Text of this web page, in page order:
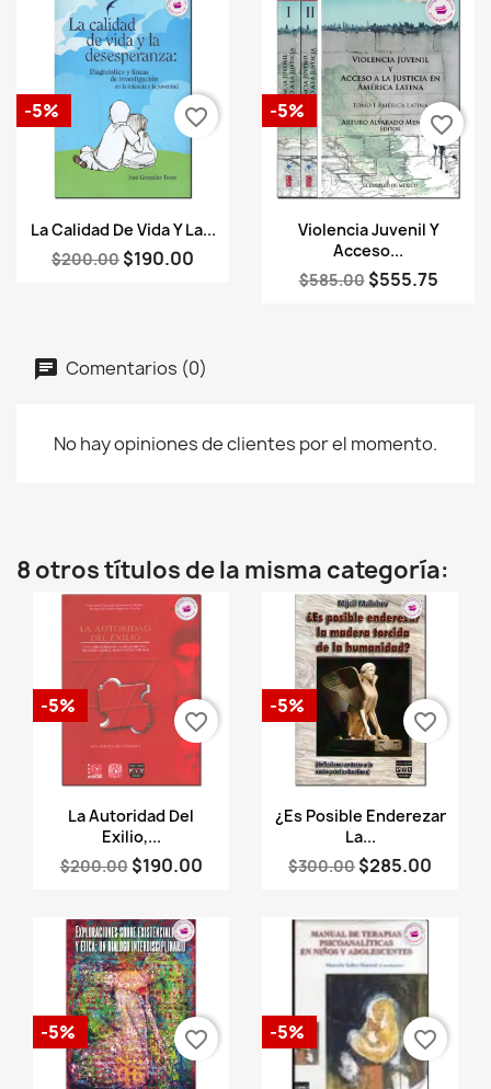
Vista rápida
La Calidad De Vida Y La...
$200.00 $190.00
-5% favorite_border
Vista rápida
Violencia Juvenil Y
Acceso...
$585.00 $555.75
-5%
favorite_border
Comentarios (0)
No hay opiniones de clientes por el momento.
8 otros títulos de la misma categoría:
Vista rápida
La Autoridad Del
Exilio,...
$200.00 $190.00
-5%
favorite_border
Vista rápida
¿Es Posible Enderezar
La...
$300.00 $285.00
-5%
favorite_border
-5% favorite_border -5% favorite_border